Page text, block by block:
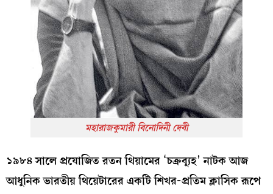
মহারাজকুমারী বিনোদিনী দেবী
১৯৮৪ সালে প্রযোজিত রতন থিয়ামের ‘চক্রব্যূহ’ নাটক আজ
আধুনিক ভারতীয় থিয়েটারের একটি শিখর-প্রতিম ক্লাসিক রূপে